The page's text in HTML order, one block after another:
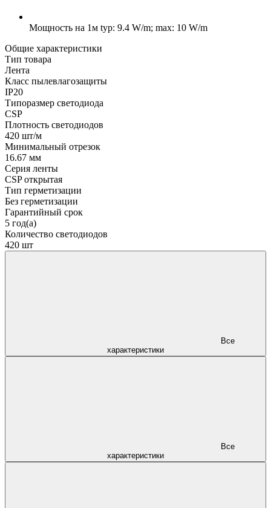
Мощность на 1м typ: 9.4 W/m; max: 10 W/m
Общие характеристики
Тип товара
Лента
Класс пылевлагозащиты
IP20
Типоразмер светодиода
CSP
Плотность светодиодов
420 шт/м
Минимальный отрезок
16.67 мм
Серия ленты
CSP открытая
Тип герметизации
Без герметизации
Гарантийный срок
5 год(а)
Количество светодиодов
420 шт
характеристики
характеристики